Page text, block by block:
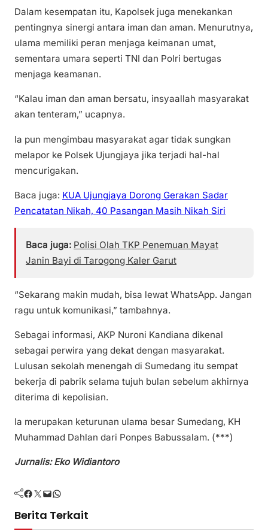
Dalam kesempatan itu, Kapolsek juga menekankan
pentingnya sinergi antara iman dan aman. Menurutnya,
ulama memiliki peran menjaga keimanan umat,
sementara umara seperti TNI dan Polri bertugas
menjaga keamanan.
“Kalau iman dan aman bersatu, insyaallah masyarakat
akan tenteram,” ucapnya.
Ia pun mengimbau masyarakat agar tidak sungkan
melapor ke Polsek Ujungjaya jika terjadi hal-hal
mencurigakan.
Baca juga: KUA Ujungjaya Dorong Gerakan Sadar
Pencatatan Nikah, 40 Pasangan Masih Nikah Siri
Baca juga: Polisi Olah TKP Penemuan Mayat
Janin Bayi di Tarogong Kaler Garut
“Sekarang makin mudah, bisa lewat WhatsApp. Jangan
ragu untuk komunikasi,” tambahnya.
Sebagai informasi, AKP Nuroni Kandiana dikenal
sebagai perwira yang dekat dengan masyarakat.
Lulusan sekolah menengah di Sumedang itu sempat
bekerja di pabrik selama tujuh bulan sebelum akhirnya
diterima di kepolisian.
Ia merupakan keturunan ulama besar Sumedang, KH
Muhammad Dahlan dari Ponpes Babussalam. (***)
Jurnalis: Eko Widiantoro
Facebook Twitter Mail WhatsApp
Berita Terkait